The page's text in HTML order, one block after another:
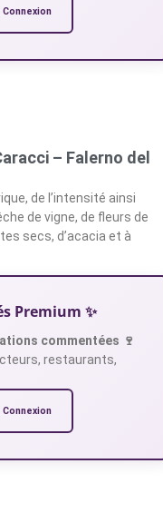
Connexion
– Falerno del
de l’intensité ainsi
de vigne, de fleurs de
secs, d’acacia et à
Premium ✨
commentées 🍷
restaurants,
Connexion